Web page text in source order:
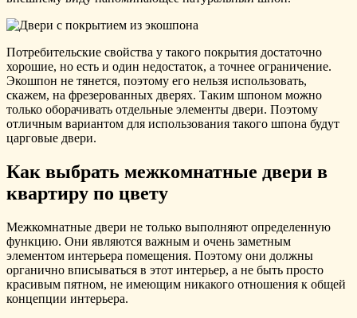
Потребительские свойства у такого покрытия достаточно
хорошие, но есть и один недостаток, а точнее ограничение.
Экошпон не тянется, поэтому его нельзя использовать,
скажем, на фрезерованных дверях. Таким шпоном можно
только оборачивать отдельные элементы двери. Поэтому
отличным вариантом для использования такого шпона будут
царговые двери.
Как выбрать межкомнатные двери в
квартиру по цвету
Межкомнатные двери не только выполняют определенную
функцию. Они являются важным и очень заметным
элементом интерьера помещения. Поэтому они должны
органично вписываться в этот интерьер, а не быть просто
красивым пятном, не имеющим никакого отношения к общей
концепции интерьера.